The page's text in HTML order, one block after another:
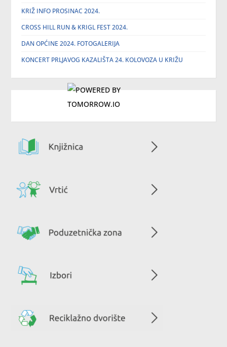
KRIŽ INFO PROSINAC 2024.
CROSS HILL RUN & KRIGL FEST 2024.
DAN OPĆINE 2024. FOTOGALERIJA
KONCERT PRLJAVOG KAZALIŠTA 24. KOLOVOZA U KRIŽU